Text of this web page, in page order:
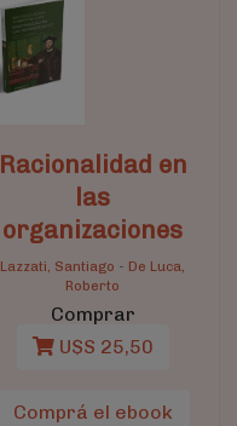
Racionalidad en
las
organizaciones
Lazzati, Santiago - De Luca,
Roberto
Comprar
U$S 25,50
Comprá el ebook